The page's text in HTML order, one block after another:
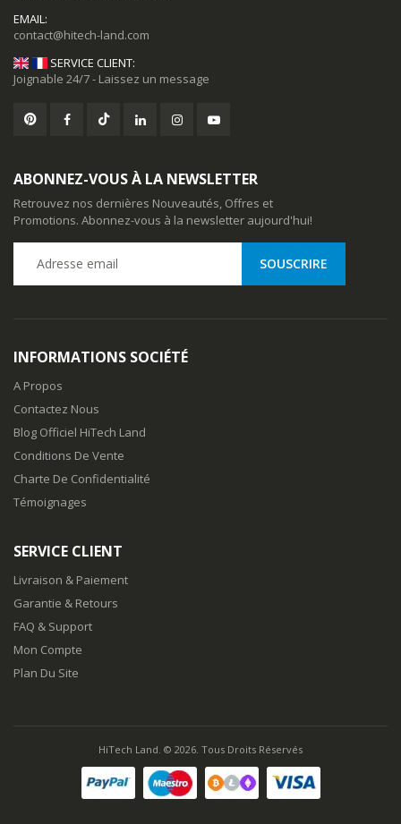
EMAIL:
SERVICE CLIENT:
Joignable 24/7 - Laissez un message
ABONNEZ-VOUS À LA NEWSLETTER
Retrouvez nos dernières Nouveautés, Offres et
Promotions. Abonnez-vous à la newsletter aujourd'hui!
INFORMATIONS SOCIÉTÉ
A Propos
Contactez Nous
Blog Officiel HiTech Land
Conditions De Vente
Charte De Confidentialité
Témoignages
SERVICE CLIENT
Livraison & Paiement
Garantie & Retours
FAQ & Support
Mon Compte
Plan Du Site
HiTech Land. © 2026. Tous Droits Réservés